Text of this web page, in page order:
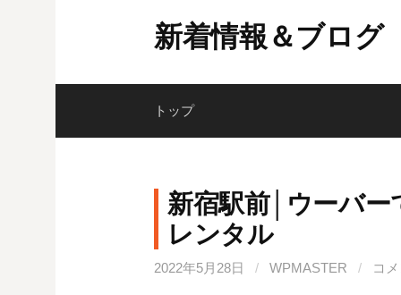
ン
新着情報＆ブログ
トップ
新宿駅前│ウーバ
レンタル
2022年5月28日 / WPMASTER / コ